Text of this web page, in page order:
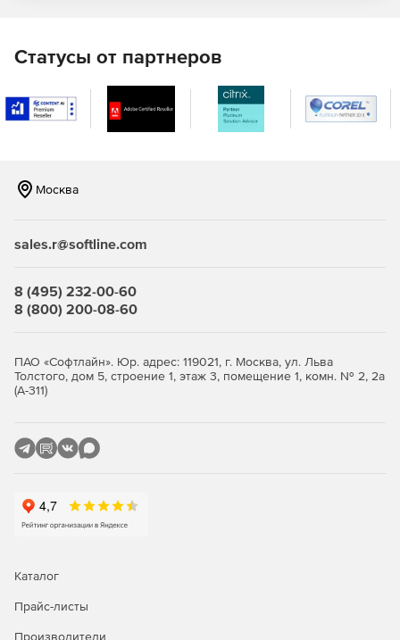
AfterShot 3 HDR позволяет вносить исправления и
улучшения профессионального уровня в фотографии
HDR.
спецификациями.
Плавным рабочий процесс: от открытия 2D и 3D
исходных файлов, фотографий, документов и данных до
Комплексность
Полный набор профессиональных приложений для
создания технической документации, рецензирования и
публикации подробных иллюстраций.
Статусы от партнеров
Москва
sales.r@softline.com
8 (495) 232-00-60
8 (800) 200-08-60
ПАО «Софтлайн». Юр. адрес: 119021, г. Москва, ул. Льва
Толстого, дом 5, строение 1, этаж 3, помещение 1, комн. № 2, 2а
(А-311)
Каталог
Прайс-листы
Производители